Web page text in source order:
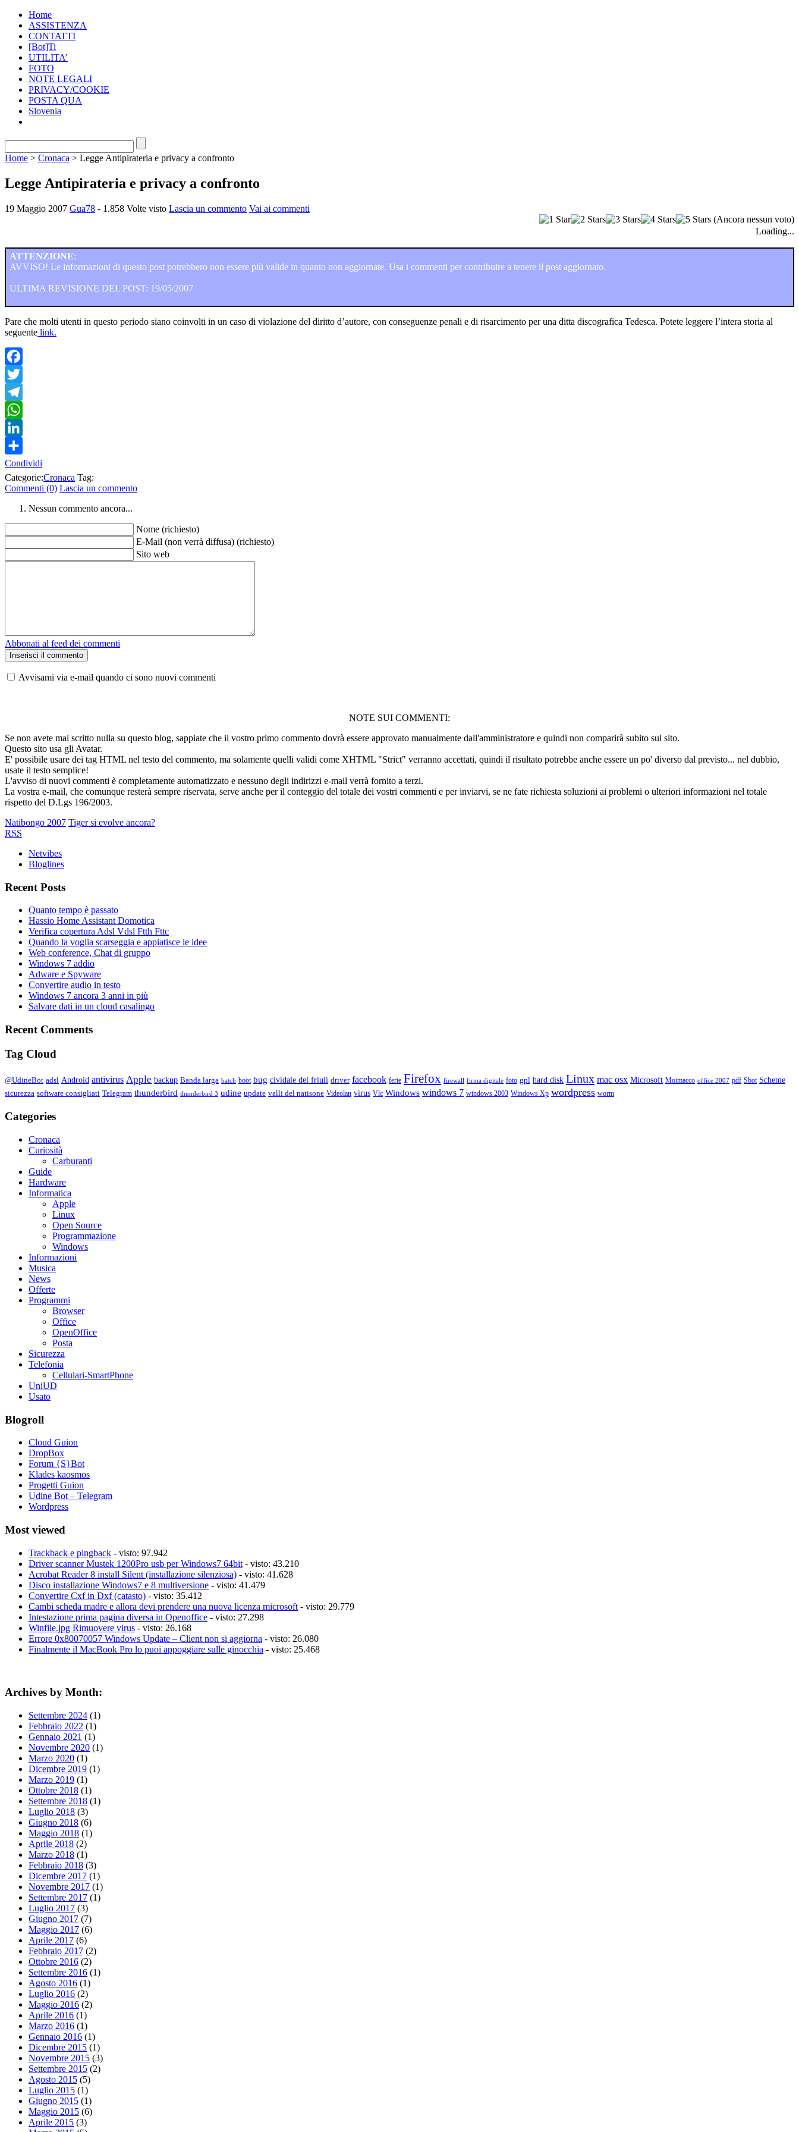
Home
ASSISTENZA
CONTATTI
[Bot]Ti
UTILITA’
FOTO
NOTE LEGALI
PRIVACY/COOKIE
POSTA QUA
Slovenia
Home > Cronaca > Legge Antipirateria e privacy a confronto
Legge Antipirateria e privacy a confronto
19 Maggio 2007 Gua78 - 1.858 Volte visto Lascia un commento Vai ai commenti
(Ancora nessun voto)
Loading...
ATTENZIONE:
AVVISO! Le informazioni di questo post potrebbero non essere più valide in quanto non aggiornate. Usa i commenti per contribuire a tenere il post aggiornato.
ULTIMA REVISIONE DEL POST: 19/05/2007
Pare che molti utenti in questo periodo siano coinvolti in un caso di violazione del diritto d’autore, con conseguenze penali e di risarcimento per una ditta discografica Tedesca. Potete leggere l’intera storia al
seguente link.
Facebook
Twitter
Telegram
WhatsApp
LinkedIn
Condividi
Categorie:Cronaca Tag:
Commenti (0) Lascia un commento
Nessun commento ancora...
Nome (richiesto)
E-Mail (non verrà diffusa) (richiesto)
Sito web
Abbonati al feed dei commenti
Avvisami via e-mail quando ci sono nuovi commenti
NOTE SUI COMMENTI:
Se non avete mai scritto nulla su questo blog, sappiate che il vostro primo commento dovrà essere approvato manualmente dall'amministratore e quindi non comparirà subito sul sito.
Questo sito usa gli Avatar.
E' possibile usare dei tag HTML nel testo del commento, ma solamente quelli validi come XHTML "Strict" verranno accettati, quindi il risultato potrebbe anche essere un po' diverso dal previsto... nel dubbio,
usate il testo semplice!
L'avviso di nuovi commenti è completamente automatizzato e nessuno degli indirizzi e-mail verrà fornito a terzi.
La vostra e-mail, che comunque resterà sempre riservata, serve anche per il conteggio del totale dei vostri commenti e per inviarvi, se ne fate richiesta soluzioni ai problemi o ulteriori informazioni nel totale
rispetto del D.Lgs 196/2003.
Natibongo 2007 Tiger si evolve ancora?
RSS
Netvibes
Bloglines
Recent Posts
Quanto tempo è passato
Hassio Home Assistant Domotica
Verifica copertura Adsl Vdsl Ftth Fttc
Quando la voglia scarseggia e appiatisce le idee
Web conference, Chat di gruppo
Windows 7 addio
Adware e Spyware
Convertire audio in testo
Windows 7 ancora 3 anni in più
Salvare dati in un cloud casalingo
Recent Comments
Tag Cloud
@UdineBot adsl Android antivirus Apple backup Banda larga batch boot bug cividale del friuli driver facebook ferie Firefox firewall firma digitale foto gpl hard disk Linux mac osx Microsoft Moimacco office 2007 pdf Sbot Scheme
sicurezza software consigliati Telegram thunderbird thunderbird 3 udine update valli del natisone Videolan virus Vlc Windows windows 7 windows 2003 Windows Xp wordpress worm
Categories
Cronaca
Curiosità
Carburanti
Guide
Hardware
Informatica
Apple
Linux
Open Source
Programmazione
Windows
Informazioni
Musica
News
Offerte
Programmi
Browser
Office
OpenOffice
Posta
Sicurezza
Telefonia
Cellulari-SmartPhone
UniUD
Usato
Blogroll
Cloud Guion
DropBox
Forum {S}Bot
Klades kaosmos
Progetti Guion
Udine Bot – Telegram
Wordpress
Most viewed
Trackback e pingback - visto: 97.942
Driver scanner Mustek 1200Pro usb per Windows7 64bit - visto: 43.210
Acrobat Reader 8 install Silent (installazione silenziosa) - visto: 41.628
Disco installazione Windows7 e 8 multiversione - visto: 41.479
Convertire Cxf in Dxf (catasto) - visto: 35.412
Cambi scheda madre e allora devi prendere una nuova licenza microsoft - visto: 29.779
Intestazione prima pagina diversa in Openoffice - visto: 27.298
Winfile.jpg Rimuovere virus - visto: 26.168
Errore 0x80070057 Windows Update – Client non si aggiorna - visto: 26.080
Finalmente il MacBook Pro lo puoi appoggiare sulle ginocchia - visto: 25.468
Archives by Month:
Settembre 2024 (1)
Febbraio 2022 (1)
Gennaio 2021 (1)
Novembre 2020 (1)
Marzo 2020 (1)
Dicembre 2019 (1)
Marzo 2019 (1)
Ottobre 2018 (1)
Settembre 2018 (1)
Luglio 2018 (3)
Giugno 2018 (6)
Maggio 2018 (1)
Aprile 2018 (2)
Marzo 2018 (1)
Febbraio 2018 (3)
Dicembre 2017 (1)
Novembre 2017 (1)
Settembre 2017 (1)
Luglio 2017 (3)
Giugno 2017 (7)
Maggio 2017 (6)
Aprile 2017 (6)
Febbraio 2017 (2)
Ottobre 2016 (2)
Settembre 2016 (1)
Agosto 2016 (1)
Luglio 2016 (2)
Maggio 2016 (2)
Aprile 2016 (1)
Marzo 2016 (1)
Gennaio 2016 (1)
Dicembre 2015 (1)
Novembre 2015 (3)
Settembre 2015 (2)
Agosto 2015 (5)
Luglio 2015 (1)
Giugno 2015 (1)
Maggio 2015 (6)
Aprile 2015 (3)